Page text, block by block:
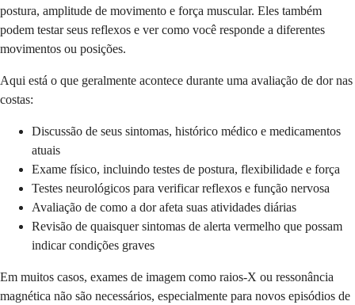
postura, amplitude de movimento e força muscular. Eles também
podem testar seus reflexos e ver como você responde a diferentes
movimentos ou posições.
Aqui está o que geralmente acontece durante uma avaliação de dor nas
costas:
Discussão de seus sintomas, histórico médico e medicamentos
atuais
Exame físico, incluindo testes de postura, flexibilidade e força
Testes neurológicos para verificar reflexos e função nervosa
Avaliação de como a dor afeta suas atividades diárias
Revisão de quaisquer sintomas de alerta vermelho que possam
indicar condições graves
Em muitos casos, exames de imagem como raios-X ou ressonância
magnética não são necessários, especialmente para novos episódios de